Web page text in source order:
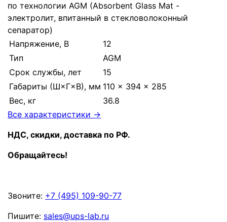
по технологии AGM (Absorbent Glass Mat -
электролит, впитанный в стекловолоконный
сепаратор)
Напряжение, В
12
Тип
AGM
Срок службы, лет
15
Габариты (Ш×Г×В), мм 110 × 394 × 285
Вес, кг
36.8
Все характеристики →
НДС, скидки, доставка по РФ.
Обращайтесь!
Звоните: +7 (495) 109-90-77
Пишите: sales@ups-lab.ru